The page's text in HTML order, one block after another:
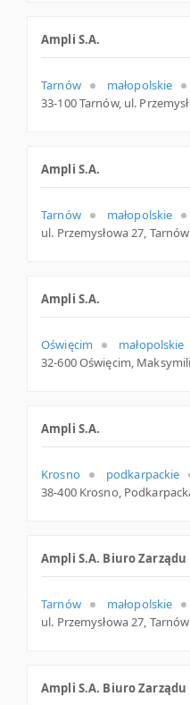
Ampli S.A.
Tarnów
małopolskie
Ampli S.A.
Tarnów
małopolskie
ul. Przemysłowa 27, Tarnów
Ampli S.A.
Oświęcim
małopolskie
Ampli S.A.
Krosno
podkarpackie
Ampli S.A. Biuro Zarządu
Tarnów
małopolskie
ul. Przemysłowa 27, Tarnów
Ampli S.A. Biuro Zarządu